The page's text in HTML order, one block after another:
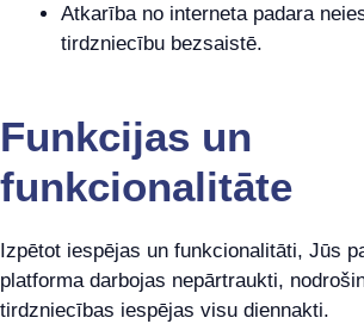
Atkarība no interneta padara
tirdzniecību bezsaistē.
Funkcijas un
funkcionalitāte
Izpētot iespējas un funkcionalitāti, Jūs
platforma darbojas nepārtraukti,
tirdzniecības iespējas visu diennakti.